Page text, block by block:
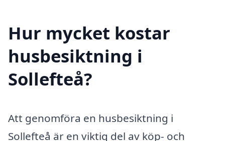
Hur mycket kostar
husbesiktning i
Sollefteå?
Att genomföra en husbesiktning i
Sollefteå är en viktig del av köp- och